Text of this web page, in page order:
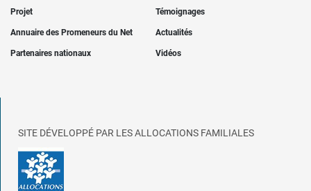
Projet Témoignages
Annuaire des Promeneurs du Net Actualités
Partenaires nationaux Vidéos
SITE DÉVELOPPÉ PAR LES ALLOCATIONS FAMILIALES